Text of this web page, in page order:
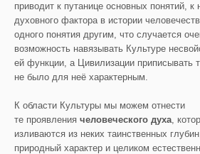
приводит к путанице основных понятий, к
духовного фактора в истории
одного понятия другим, что случается
возможность навязывать Культуре
ей функции, а Цивилизации приписывать
не было для неё характерным.
К области Культуры мы можем отнести
те проявления человеческого духа,
изливаются из неких таинственных
природный характер и целиком